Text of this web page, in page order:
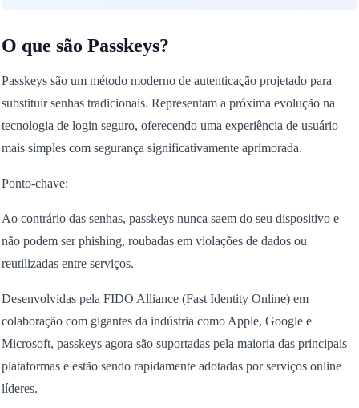
O que são Passkeys?
Passkeys são um método moderno de autenticação projetado para
substituir senhas tradicionais. Representam a próxima evolução na
tecnologia de login seguro, oferecendo uma experiência de usuário
mais simples com segurança significativamente aprimorada.
Ponto-chave:
Ao contrário das senhas, passkeys nunca saem do seu dispositivo e
não podem ser phishing, roubadas em violações de dados ou
reutilizadas entre serviços.
Desenvolvidas pela FIDO Alliance (Fast Identity Online) em
colaboração com gigantes da indústria como Apple, Google e
Microsoft, passkeys agora são suportadas pela maioria das principais
plataformas e estão sendo rapidamente adotadas por serviços online
líderes.